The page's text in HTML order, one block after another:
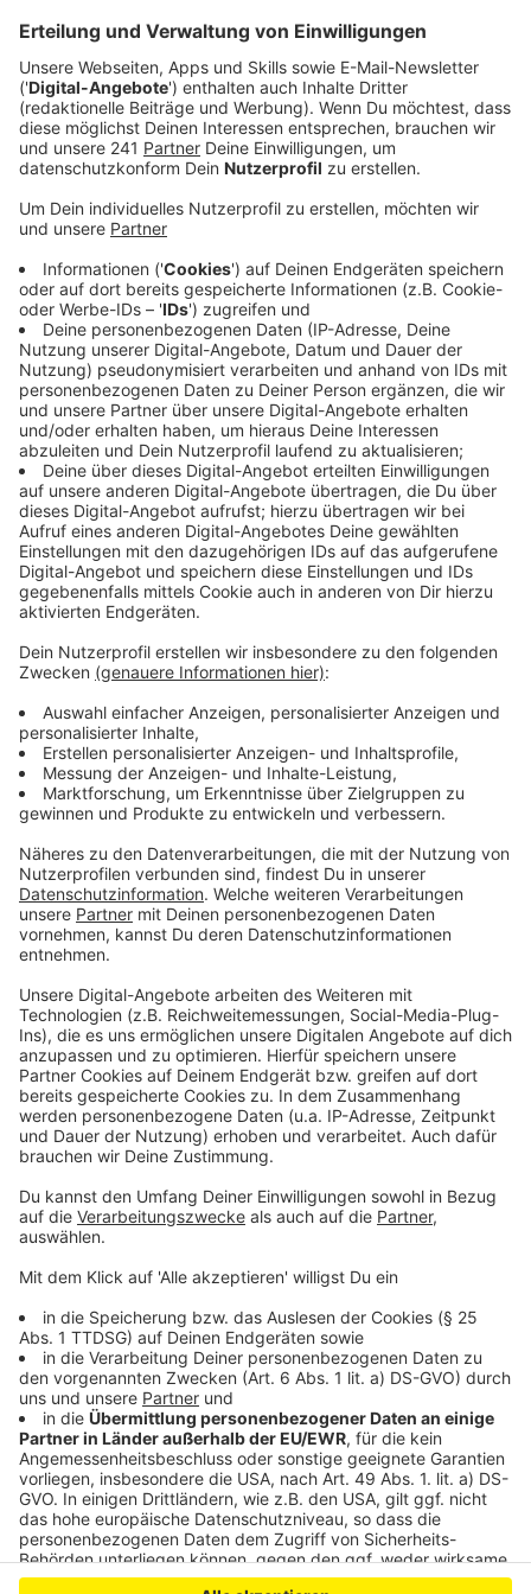
Anzeige
Anzeige
Sicherheit für Betreiber von oberster Priorität
Für die Autobahn GmbH stehe die Sicherheit an
oberster Stelle und erst wenn auch die Ergebnisse des
Gutachtens vorliegen, sei klar, an welchen Stellen
Nachbesserungsbedarf bei der Sicherheit bestehe.
Anzeige
Einzelne Baumaßnahmen wieder angelaufen
Anzeige
Lediglich in den Bereichen auf der Baustelle, die nicht
weiter. Aktuell lasse sich nicht absehen, wie lange die
Erstellung des Gutachtens dauert und damit auch
nicht, welche Auswirkungen die Ermittlungen auf den
Zeitplan auf der Baustelle haben, heißt es auf unsere
Anzeige
Anzeige
Letzte Chance: Anmeldung für den Jugendstadtrat
in Leverkusen
Caritas: Mehr Hilfe für Obdachlose in Leverkusen
nötig
Mit Legosteinen am Stadion mitbauen
Anzeige
Anzeige